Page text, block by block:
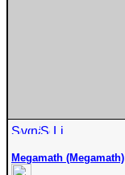
Megamath (Megamath)